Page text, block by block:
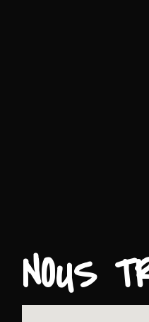
NOUS